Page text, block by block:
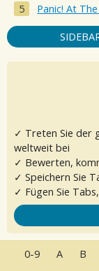
Panic! At
✓ Treten Sie der
weltweit bei
✓ Bewerten,
✓ Speichern Sie
✓ Fügen Sie
0-9 A B